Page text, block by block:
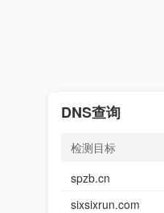
DNS查询
检测目标
spzb.cn
sixsixrun.com